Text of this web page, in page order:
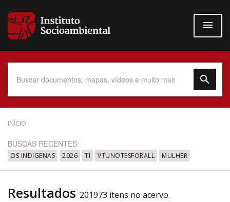
para
conteúdo
Data do Documento
Até
INÍCIO
BUSCAS RECENTES:
OS INDIGENAS 2026 TI VTUNOTESFORALL MULHER
Resultados 201973 itens no acervo.